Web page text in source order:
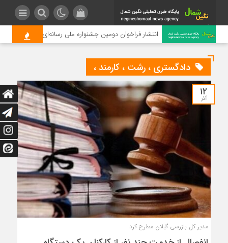
انتشار فراخوان دومین جشنواره ملی رسانه‌ای چای
دادگستری ، رشت ، کارمند ،
۱۲
آذر
مدیر کل بازرسی گیلان مطرح کرد